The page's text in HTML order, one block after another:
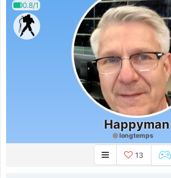
0.8/1
Happyman
longtemps
13